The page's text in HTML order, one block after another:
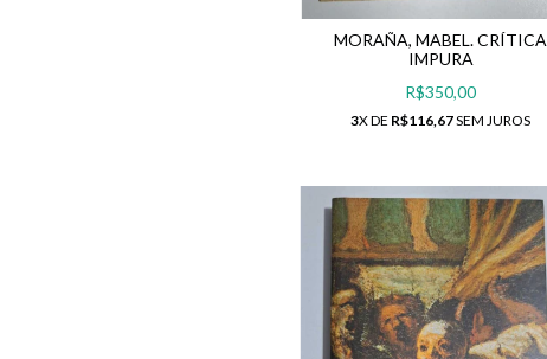
MORAÑA, MABEL. CRÍTICA
IMPURA
R$350,00
3X DE R$116,67SEM JUROS